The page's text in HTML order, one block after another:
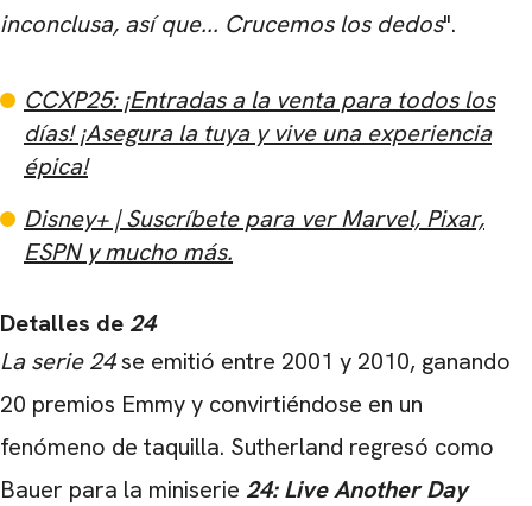
inconclusa, así que... Crucemos los dedos".
CCXP25: ¡Entradas a la venta para todos los
días! ¡Asegura la tuya y vive una experiencia
épica!
Disney+ | Suscríbete para ver Marvel, Pixar,
ESPN y mucho más.
Detalles de 24
La serie 24se emitió entre 2001 y 2010, ganando
20 premios Emmy y convirtiéndose en un
fenómeno de taquilla. Sutherland regresó como
Bauer para la miniserie 24: Live Another Day